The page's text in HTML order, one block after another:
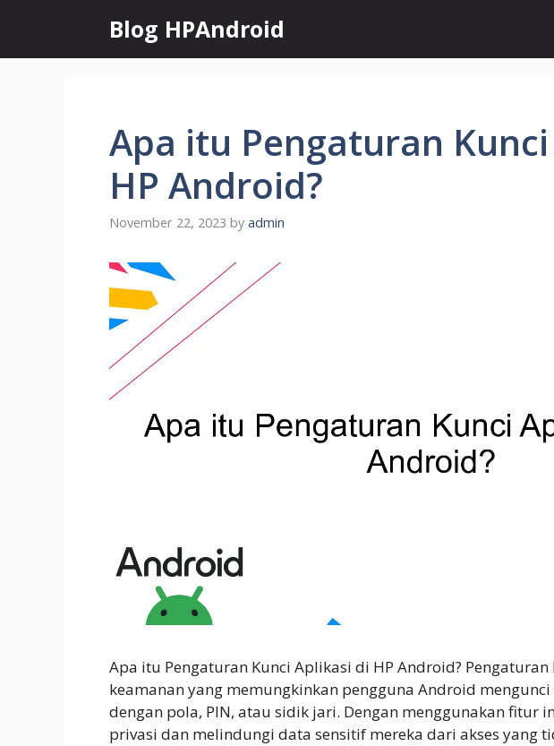
content
Blog HPAndroid
Apa itu Pengaturan
HP Android?
November 22, 2023 by admin
Apa itu Pengaturan Kunci Aplikasi di HP Android?
keamanan yang memungkinkan pengguna Android
dengan pola, PIN, atau sidik jari. Dengan menggunakan fitur
privasi dan melindungi data sensitif mereka dari akses yang